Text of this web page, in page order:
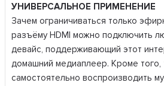
УНИВЕРСАЛЬНОЕ ПРИМЕНЕНИЕ
Зачем ограничиваться только
разъёму HDMI можно подключить
девайс, поддерживающий этот
домашний медиаплеер. Кроме
самостоятельно воспроизводить